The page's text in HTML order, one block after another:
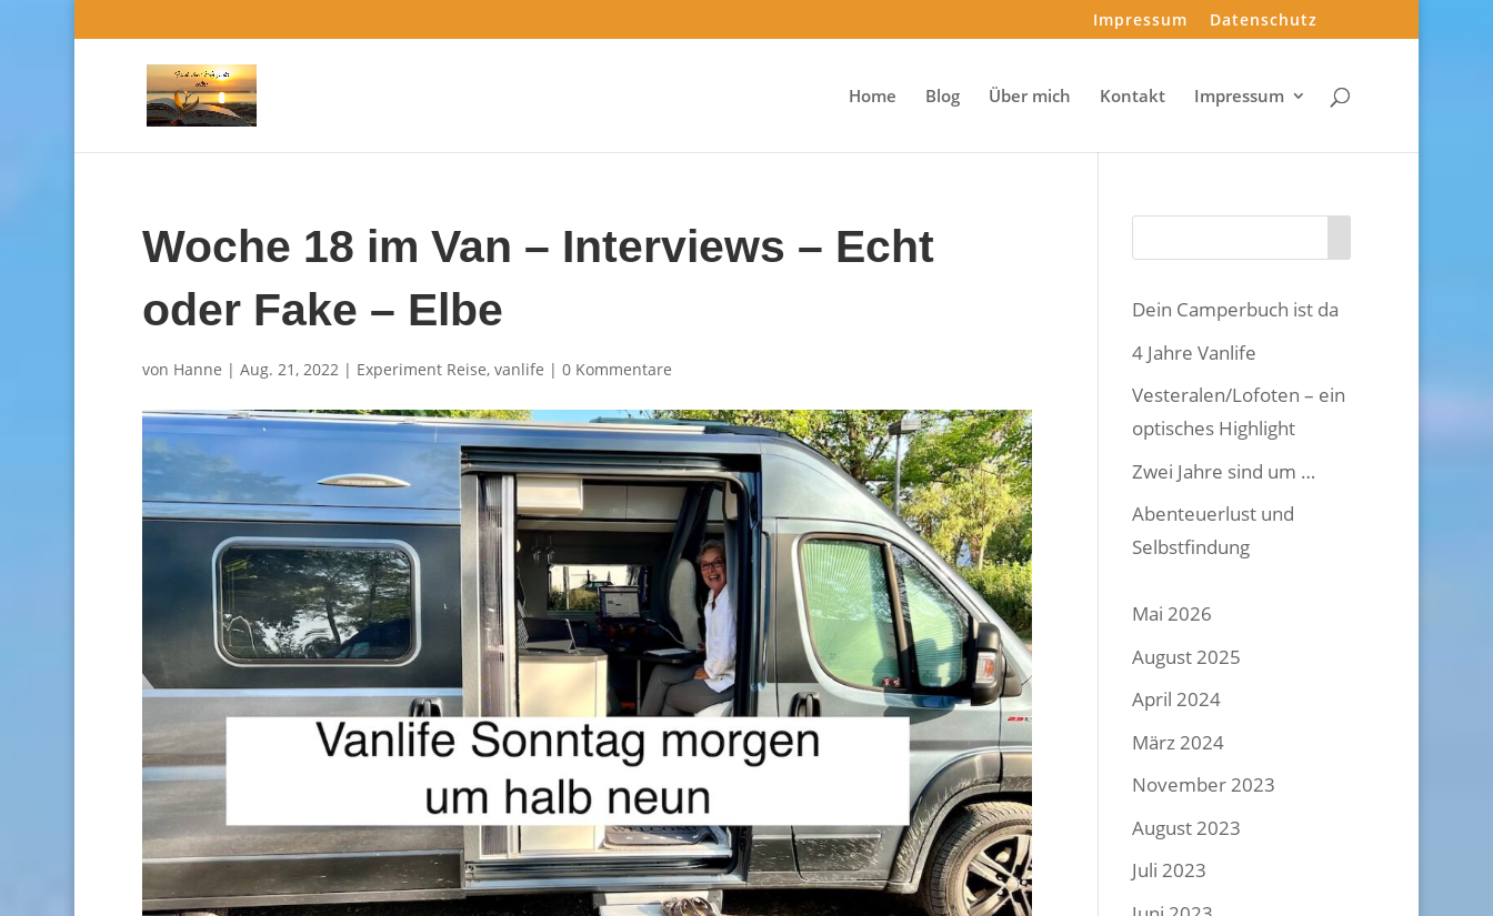
Impressum Datenschutz
Home Blog Über mich Kontakt Impressum
Woche 18 im Van – Interviews – Echt
oder Fake – Elbe
von Hanne | Aug. 21, 2022| Experiment Reise, vanlife | 0 Kommentare
Dein Camperbuch ist da
4 Jahre Vanlife
Vesteralen/Lofoten – ein
optisches Highlight
Zwei Jahre sind um …
Abenteuerlust und
Selbstfindung
Mai 2026
August 2025
April 2024
März 2024
November 2023
August 2023
Juli 2023